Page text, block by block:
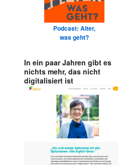
Podcast: Alter,
was geht?
In ein paar Jahren gibt es
nichts mehr, das nicht
digitalisiert ist